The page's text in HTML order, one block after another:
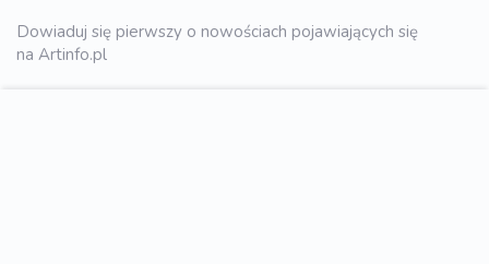
Dowiaduj się pierwszy o nowościach pojawiających się
na Artinfo.pl